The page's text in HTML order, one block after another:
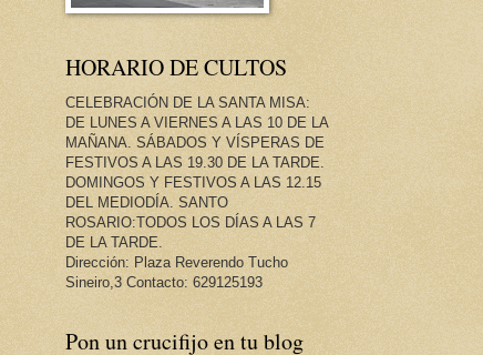
HORARIO DE CULTOS
CELEBRACIÓN DE LA SANTA MISA:
DE LUNES A VIERNES A LAS 10 DE LA
MAÑANA. SÁBADOS Y VÍSPERAS DE
FESTIVOS A LAS 19.30 DE LA TARDE.
DOMINGOS Y FESTIVOS A LAS 12.15
DEL MEDIODÍA. SANTO
ROSARIO:TODOS LOS DÍAS A LAS 7
DE LA TARDE.
Dirección: Plaza Reverendo Tucho
Sineiro,3 Contacto: 629125193
Pon un crucifijo en tu blog